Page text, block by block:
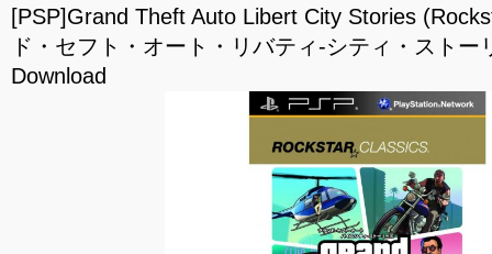
[PSP]Grand Theft Auto Libert City Stories
ド・セフト・オート・リバティ-シティ・ストー
Download